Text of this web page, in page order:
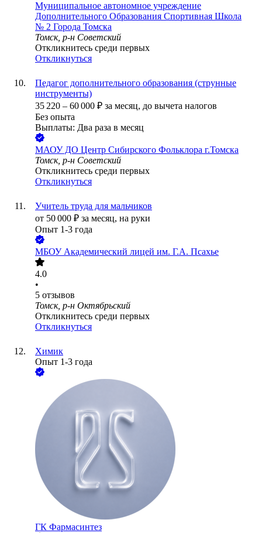
Муниципальное автономное учреждение
Дополнительного Образования Спортивная Школа
№ 2 Города Томска
Томск, р-н Советский
Откликнитесь среди первых
Откликнуться
Педагог дополнительного образования (струнные
инструменты)
35 220 – 60 000 ₽ за месяц, до вычета налогов
Без опыта
Выплаты: Два раза в месяц
МАОУ ДО Центр Сибирского Фольклора г.Томска
Томск, р-н Советский
Откликнитесь среди первых
Откликнуться
Учитель труда для мальчиков
от 50 000 ₽ за месяц, на руки
Опыт 1-3 года
МБОУ Академический лицей им. Г.А. Псахье
4.0
•
5 отзывов
Томск, р-н Октябрьский
Откликнитесь среди первых
Откликнуться
Химик
Опыт 1-3 года
ГК Фармасинтез